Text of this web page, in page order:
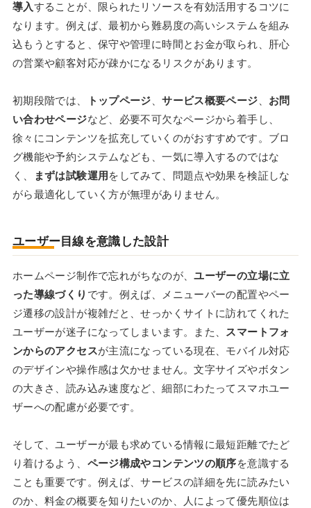
導入することが、限られたリソースを有効活用するコツに
なります。例えば、最初から難易度の高いシステムを組み
込もうとすると、保守や管理に時間とお金が取られ、肝心
の営業や顧客対応が疎かになるリスクがあります。
初期段階では、 トップページ 、サービス概要ページ
お問
い合わせページなど、必要不可欠なページから着手し、
徐々にコンテンツを拡充していくのがおすすめです。ブロ
グ機能や予約システムなども、一気に導入するのではな
く、
まずは試験運用 をしてみて、問題点や効果を検証しな
がら最適化していく方が無理がありません。
ユーザー目線を意識した設計
ホームページ制作で忘れがちなのが、ユーザーの立場に立
った導線づくり です。例えば、メニューバーの配置やペー
ジ遷移の設計が複雑だと、せっかくサイトに訪れてくれた
ユーザーが迷子になってしまいます。また、 スマートフォ
ンからのアクセスが主流になっている現在、モバイル対応
のデザインや操作感は欠かせません。文字サイズやボタン
の大きさ、読み込み速度など、細部にわたってスマホユー
ザーへの配慮が必要です。
そして、ユーザーが最も求めている情報に最短距離でたど
り着けるよう、 ページ構成やコンテンツの順序を意識する
ことも重要です。例えば、サービスの詳細を先に読みたい
のか、料金の概要を知りたいのか、人によって優先順位は